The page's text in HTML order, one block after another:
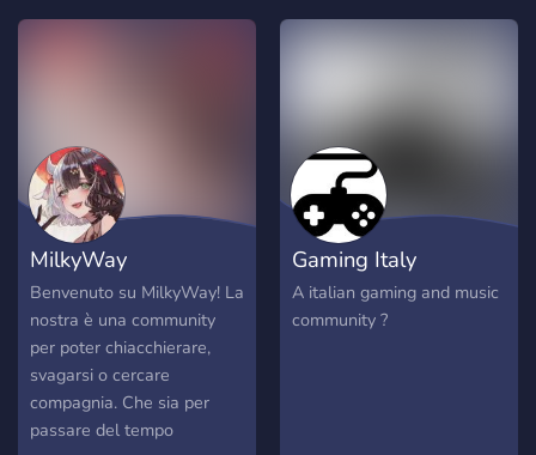
e ovviamente intare i
(League of Legends,
Teamfight tactics, Legends
of Runeterra, Valorant);
ovviamente non si
disdegnano gli altri giochi. -
Presenza di spazzi
intrattenitivi (?Pokémon
role play, ? mini games) o
dedicati alla condivisione (?
contenuti & svaghi). - Sono
presenti strumenti che ti
Tutto ciò di cui necessiti per
la migliore esperienza di
pronti ad intrattenerti 🏆
Partecipare a tornei ed
eventi esclusivi per
dimostrare la tua abilità
Entra a far parte della
nostra community e
preparati per l'azione!
MilkyWay
Benvenuto su MilkyWay! La
nostra è una community
per poter chiacchierare,
svagarsi o cercare
compagnia. Che sia per
passare del tempo
Gaming Italy
A italian gaming and music
community ?